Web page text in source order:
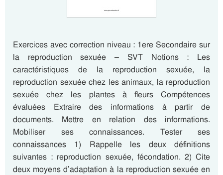
Exercices avec correction niveau : 1ere Secondaire sur
la reproduction sexuée – SVT Notions : Les
caractéristiques de la reproduction sexuée, la
reproduction sexuée chez les animaux, la reproduction
sexuée chez les plantes à fleurs Compétences
évaluées Extraire des informations à partir de
documents. Mettre en relation des informations.
Mobiliser ses connaissances. Tester ses
connaissances 1) Rappelle les deux définitions
suivantes : reproduction sexuée, fécondation. 2) Cite
deux moyens d’adaptation à la reproduction sexuée en